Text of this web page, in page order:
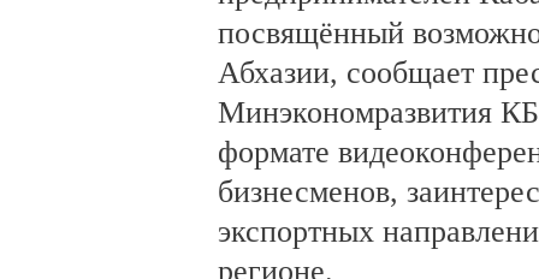
посвящённый
Абхазии, сообщает
Минэкономразвития
формате
бизнесменов,
экспортных
регионе.